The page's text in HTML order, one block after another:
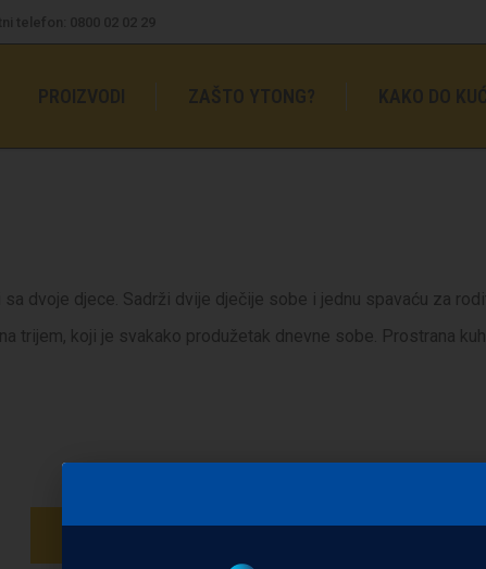
PROIZVODI ZAŠTO YTONG? KAKO DO
dvoje djece. Sadrži dvije dječije sobe i jednu spavaću za
trijem, koji je svakako produžetak dnevne sobe. Prostrana